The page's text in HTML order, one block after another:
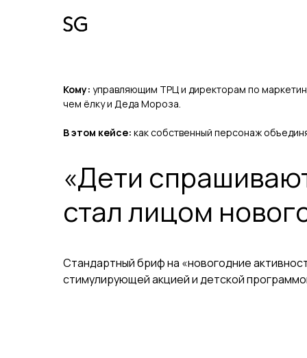
Кому: управляющим ТРЦ и директорам по
чем ёлку и Деда Мороза.
В этом кейсе: как собственный персонаж
«Дети
стал лицом
Стандартный бриф на «новогодние
стимулирующей акцией и детской